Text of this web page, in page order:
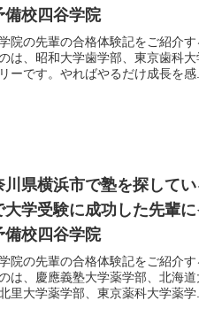
備校四谷学院
院の先輩の合格体験記をご紹介
は、昭和大学歯学部、東京歯科
ーです。やればやるだけ成長を感
川県横浜市で塾を探して
大学受験に成功した先輩
備校四谷学院
院の先輩の合格体験記をご紹介
は、慶應義塾大学薬学部、北海
里大学薬学部、東京薬科大学薬学